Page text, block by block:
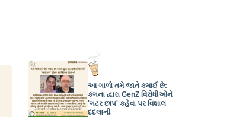
આ ગાળો તમે જાતે કમાઈ છે:
કંગના દ્વારા GenZ વિરોધીઓને
'ગટર છાપ' કહેવા પર વિશાલ
દદલાની